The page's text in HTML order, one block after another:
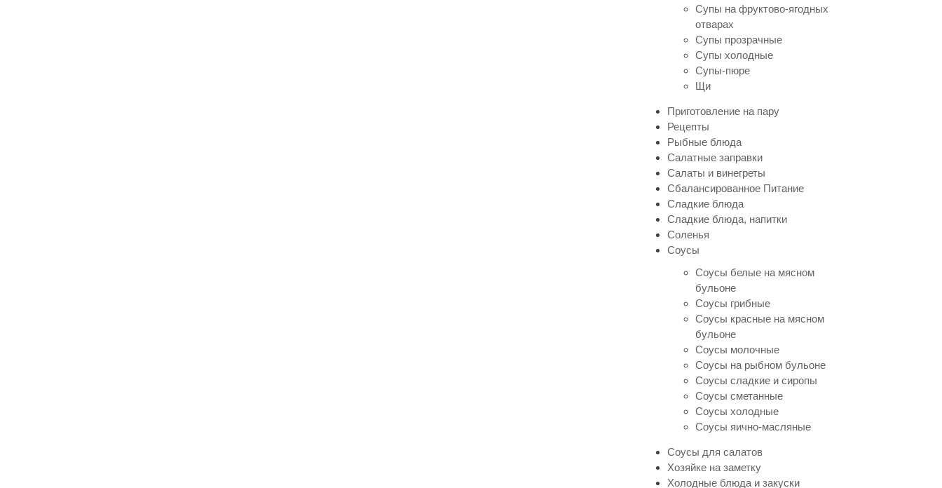
Супы на фруктово-ягодных
отварах
Супы прозрачные
Супы холодные
Супы-пюре
Щи
Приготовление на пару
Рецепты
Рыбные блюда
Салатные заправки
Салаты и винегреты
Сбалансированное Питание
Сладкие блюда
Сладкие блюда, напитки
Соленья
Соусы
Соусы белые на мясном
бульоне
Соусы грибные
Соусы красные на мясном
бульоне
Соусы молочные
Соусы на рыбном бульоне
Соусы сладкие и сиропы
Соусы сметанные
Соусы холодные
Соусы яично-масляные
Соусы для салатов
Хозяйке на заметку
Холодные блюда и закуски